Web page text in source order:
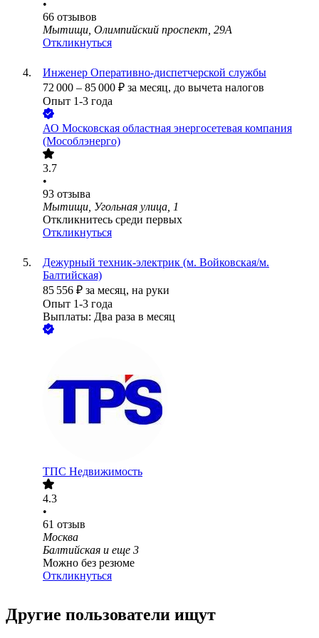
•
66 отзывов
Мытищи, Олимпийский проспект, 29А
Откликнуться
Инженер Оперативно-диспетчерской службы
72 000 – 85 000 ₽ за месяц, до вычета налогов
Опыт 1-3 года
АО Московская областная энергосетевая компания
(Мособлэнерго)
3.7
•
93 отзыва
Мытищи, Угольная улица, 1
Откликнитесь среди первых
Откликнуться
Дежурный техник-электрик (м. Войковская/м.
Балтийская)
85 556 ₽ за месяц, на руки
Опыт 1-3 года
Выплаты: Два раза в месяц
ТПС Недвижимость
4.3
•
61 отзыв
Москва
Балтийская и еще 3
Можно без резюме
Откликнуться
Другие пользователи ищут